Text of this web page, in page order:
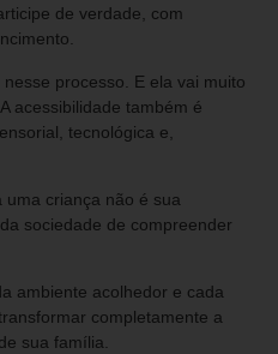
de verdade, com
processo. E ela vai muito
acessibilidade também é
tecnológica e,
uma criança não é sua
sociedade de compreender
ambiente acolhedor e cada
completamente a
sua família.